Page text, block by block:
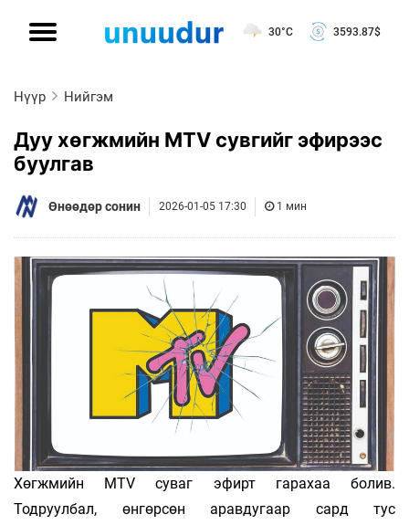
30°C 3593.87$
Нүүр Нийгэм
Дуу хөгжмийн MTV сувгийг эфирээс
буулгав
Өнөөдөр сонин 2026-01-05 17:30 1 мин
Хөгжмийн MTV суваг эфирт гарахаа болив.
Тодруулбал, өнгөрсөн аравдугаар сард тус